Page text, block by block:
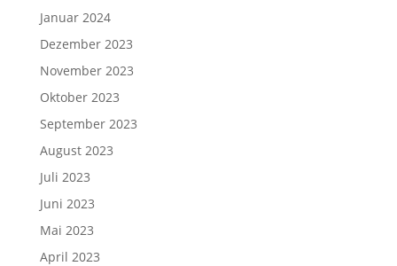
Januar 2024
Dezember 2023
November 2023
Oktober 2023
September 2023
August 2023
Juli 2023
Juni 2023
Mai 2023
April 2023